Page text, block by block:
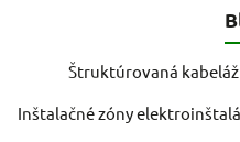
Štruktúrovaná
Inštalačné zóny